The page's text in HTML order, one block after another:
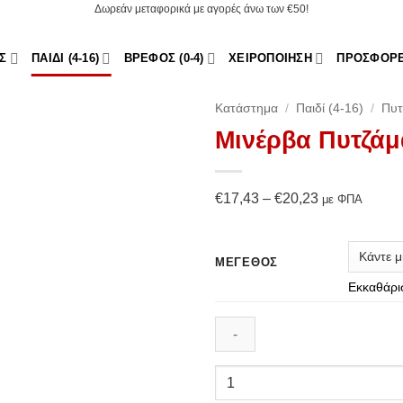
Δωρεάν μεταφορικά με αγορές άνω των €50!
ΠΑΙΔΊ (4-16) ΒΡΈΦΟΣ (0-4) ΧΕΙΡΟΠΟΊΗΣΗ
Κατάστημα / Παιδί (4-16) /
Μινέρβα
€17,43 – €20,23Price
€17,43
through
€20,23
με ΦΠΑ
ΜΈΓΕΘΟΣ
Μινέρβα